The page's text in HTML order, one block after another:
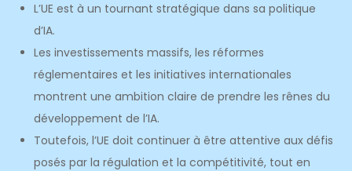
L’UE est à un tournant stratégique dans sa politique
d’IA.
Les investissements massifs, les réformes
réglementaires et les initiatives internationales
montrent une ambition claire de prendre les rênes du
développement de l’IA.
Toutefois, l’UE doit continuer à être attentive aux défis
posés par la régulation et la compétitivité, tout en